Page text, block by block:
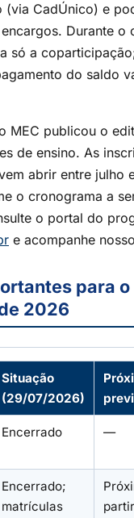
(via CadÚnico) e
Durante o
só a
do saldo
MEC publicou o
de ensino. As
abrir entre julho
o cronograma a
o portal do
e acompanhe nosso
para o
2026
Situação
(29/07/2026)
Encerrado —
Encerrado;
matrículas